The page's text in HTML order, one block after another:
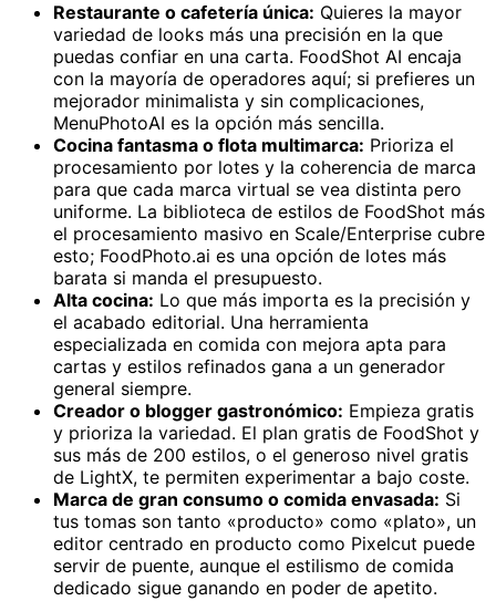
Restaurante o cafetería única: Quieres la mayor
variedad de looks más una precisión en la que
puedas confiar en una carta. FoodShot AI encaja
con la mayoría de operadores aquí; si prefieres un
mejorador minimalista y sin complicaciones,
MenuPhotoAI es la opción más sencilla.
Cocina fantasma o flota multimarca: Prioriza el
procesamiento por lotes y la coherencia de marca
para que cada marca virtual se vea distinta pero
uniforme. La biblioteca de estilos de FoodShot más
el procesamiento masivo en Scale/Enterprise cubre
esto; FoodPhoto.ai es una opción de lotes más
barata si manda el presupuesto.
Alta cocina: Lo que más importa es la precisión y
el acabado editorial. Una herramienta
especializada en comida con mejora apta para
cartas y estilos refinados gana a un generador
general siempre.
Creador o blogger gastronómico: Empieza gratis
y prioriza la variedad. El plan gratis de FoodShot y
sus más de 200 estilos, o el generoso nivel gratis
de LightX, te permiten experimentar a bajo coste.
Marca de gran consumo o comida envasada: Si
tus tomas son tanto «producto» como «plato», un
editor centrado en producto como Pixelcut puede
servir de puente, aunque el estilismo de comida
dedicado sigue ganando en poder de apetito.